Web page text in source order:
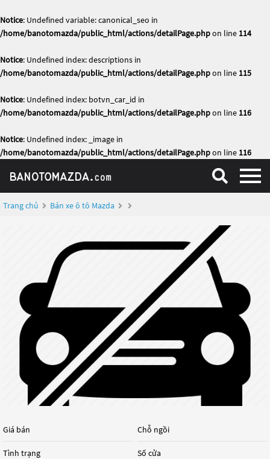
Notice: Undefined variable: canonical_seo in
/home/banotomazda/public_html/actions/detailPage.phpon line 114
Notice: Undefined index: descriptions in
/home/banotomazda/public_html/actions/detailPage.phpon line 115
Notice: Undefined index: botvn_car_id in
/home/banotomazda/public_html/actions/detailPage.phpon line 116
Notice: Undefined index: _image in
/home/banotomazda/public_html/actions/detailPage.phpon line 116
Trang chủ Bán xe ô tô Mazda
Giá bán
Tình trạng
Chỗ ngồi
Số cửa